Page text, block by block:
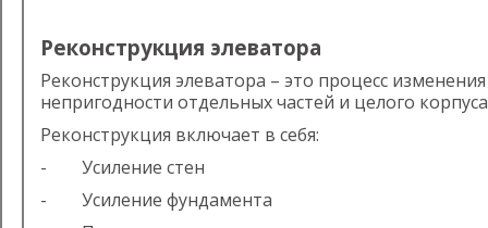
Реконструкция элеватора
Реконструкция элеватора – это процесс
непригодности отдельных частей и целого
Реконструкция включает в себя:
- Усиление стен
- Усиление фундамента